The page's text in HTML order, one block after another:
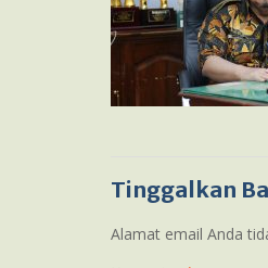
Tinggalkan
Alamat email Anda